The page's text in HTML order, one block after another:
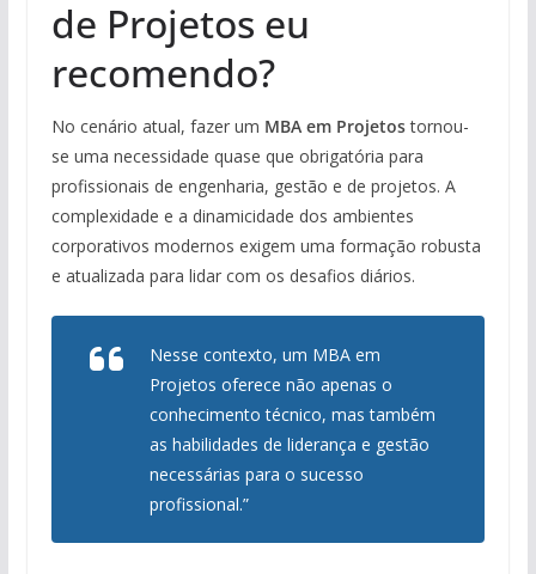
de Projetos eu
recomendo?
No cenário atual, fazer um MBA em Projetostornou-
se uma necessidade quase que obrigatória para
profissionais de engenharia, gestão e de projetos. A
complexidade e a dinamicidade dos ambientes
corporativos modernos exigem uma formação robusta
e atualizada para lidar com os desafios diários.
Nesse contexto, um MBA em
Projetos oferece não apenas o
conhecimento técnico, mas também
as habilidades de liderança e gestão
necessárias para o sucesso
profissional.”